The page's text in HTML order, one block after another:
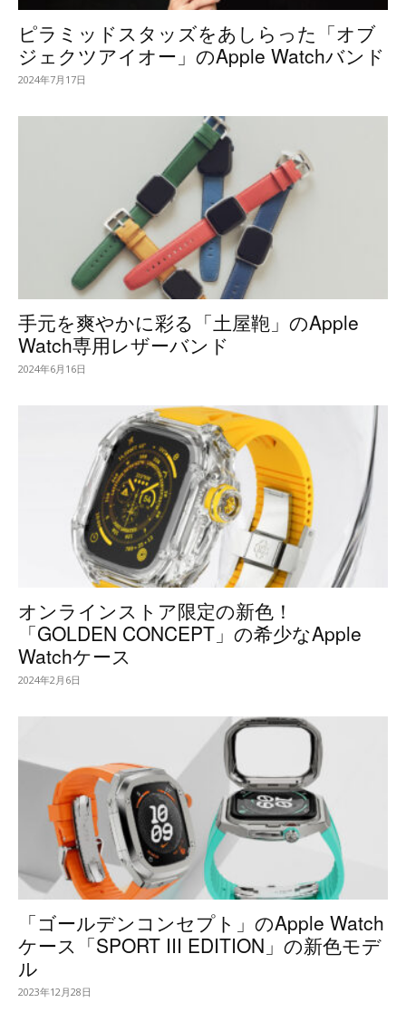
ピラミッドスタッズをあしらった「オブ
ジェクツアイオー」のApple Watchバンド
2024年7月17日
手元を爽やかに彩る「土屋鞄」のApple
Watch専用レザーバンド
2024年6月16日
オンラインストア限定の新色！
「GOLDEN CONCEPT」の希少なApple
Watchケース
2024年2月6日
「ゴールデンコンセプト」のApple Watch
ケース「SPORT III EDITION」の新色モデ
ル
2023年12月28日